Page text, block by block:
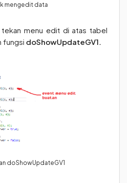
mengedit data
menu edit di atas tabel
fungsi doShowUpdateGV1.
doShowUpdateGV1